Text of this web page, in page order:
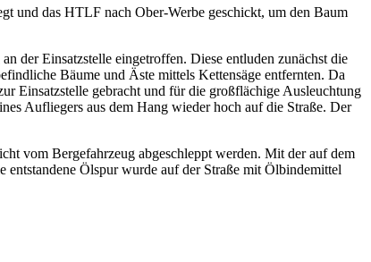
und das HTLF nach Ober-Werbe geschickt, um den Baum
der Einsatzstelle eingetroffen. Diese entluden zunächst die
Bäume und Äste mittels Kettensäge entfernten. Da
Einsatzstelle gebracht und für die großflächige Ausleuchtung
Aufliegers aus dem Hang wieder hoch auf die Straße. Der
vom Bergefahrzeug abgeschleppt werden. Mit der auf dem
Ölspur wurde auf der Straße mit Ölbindemittel